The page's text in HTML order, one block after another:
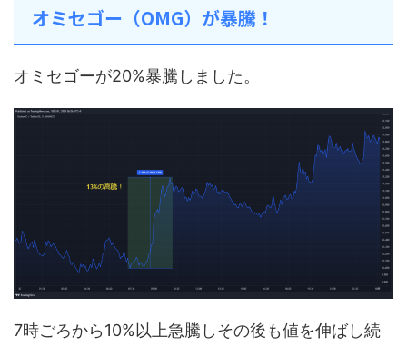
オミセゴー（OMG）が暴騰！
オミセゴーが20%暴騰しました。
7時ごろから10%以上急騰しその後も値を伸ばし続